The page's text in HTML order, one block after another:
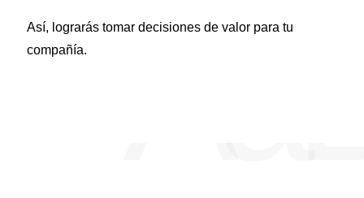
Así, lograrás tomar decisiones de valor para tu
compañía.